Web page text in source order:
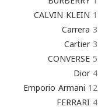
CALVIN KLEIN 1
Carrera 3
Cartier 3
CONVERSE5
Dior 4
Emporio Armani 12
FERRARI 4